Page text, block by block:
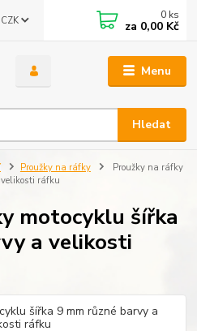
Menu
CZK
Hledat
0 ks
za 0,00 Kč
Proužky na ráfky
Proužky na ráfky
ráfku
motocyklu šířka
a velikosti